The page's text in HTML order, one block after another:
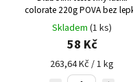
colorate 220g POVA bez
Skladem (1 ks)
58 Kč
263,64 Kč / 1 kg